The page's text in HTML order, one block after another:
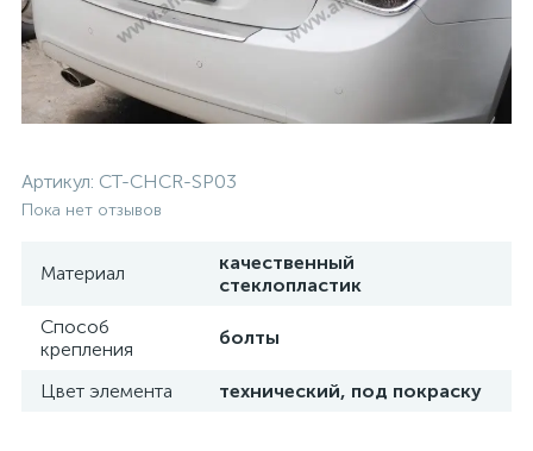
Артикул: CT-CHCR-SP03
Пока нет отзывов
Материал
качественный
стеклопластик
Способ
крепления
болты
Цвет элемента технический, под покраску